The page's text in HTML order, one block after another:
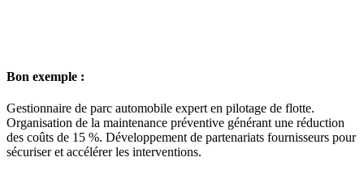
Bon exemple :
Gestionnaire de parc automobile expert en pilotage de flotte.
Organisation de la maintenance préventive générant une réduction
des coûts de 15 %. Développement de partenariats fournisseurs pour
sécuriser et accélérer les interventions.